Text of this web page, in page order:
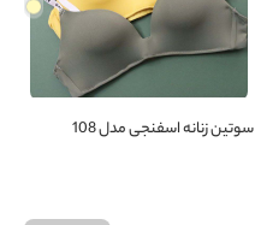
سوتین زنانه اسفنجی مدل 108